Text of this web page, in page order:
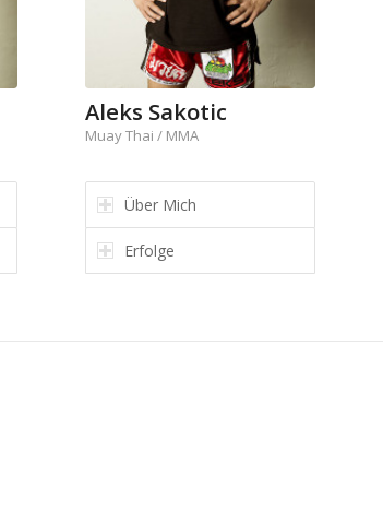
Aleks Sakotic
Muay Thai / MMA
Über Mich
Erfolge